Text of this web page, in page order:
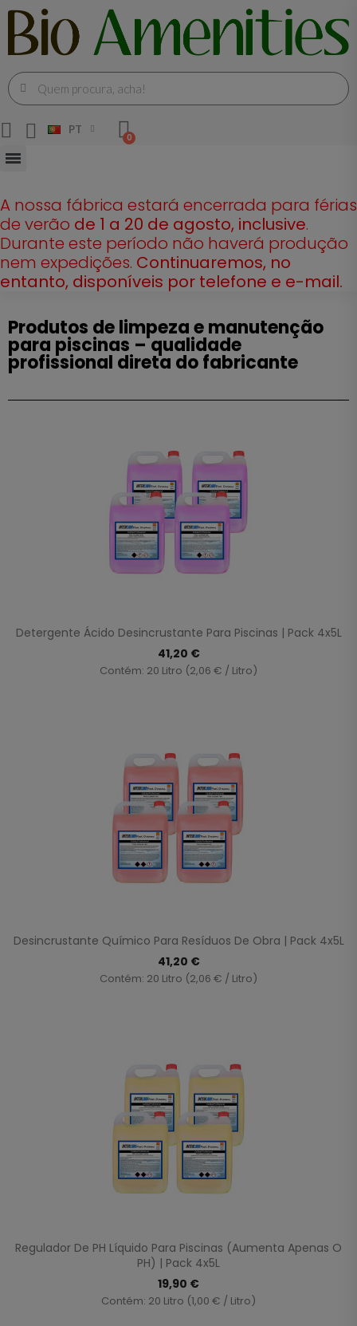
PT
A nossa fábrica estará encerrada para férias
de verão de 1 a 20 de agosto, inclusive.
Durante este período não haverá produção
nem expedições. Continuaremos, no
entanto, disponíveis por telefone e e-mail.
Produtos de limpeza e manutenção
para piscinas – qualidade
profissional direta do fabricante
Detergente Ácido Desincrustante Para Piscinas | Pack 4x5L
41,20 €
Contém: 20 Litro (2,06 € / Litro)
Desincrustante Químico Para Resíduos De Obra | Pack 4x5L
41,20 €
Contém: 20 Litro (2,06 € / Litro)
Regulador De PH Líquido Para Piscinas (aumenta Apenas O
PH) | Pack 4x5L
19,90 €
Contém: 20 Litro (1,00 € / Litro)